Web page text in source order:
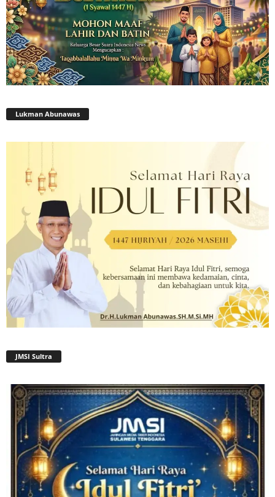
Lukman Abunawas
JMSI Sultra